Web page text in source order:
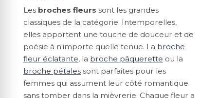
Les broches fleurs sont les grandes
classiques de la catégorie. Intemporelles,
elles apportent une touche de douceur et de
poésie à n'importe quelle tenue. La broche
fleur éclatante, la broche pâquerette ou la
broche pétales sont parfaites pour les
femmes qui assument leur côté romantique
sans tomber dans la mièvrerie. Chaque fleur a